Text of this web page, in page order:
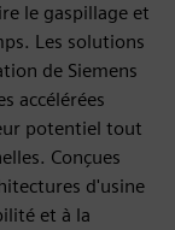
le gaspillage et
Les solutions
de Siemens
accélérées
potentiel tout
Conçues
d'usine
et à la